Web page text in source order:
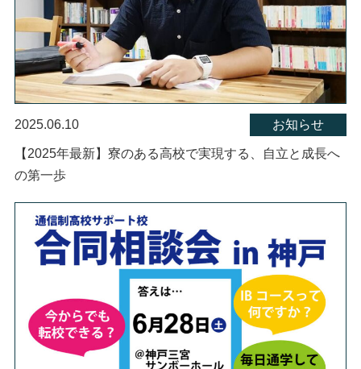
2025.06.10 お知らせ
【2025年最新】寮のある高校で実現する、自立と成長へ
の第一歩